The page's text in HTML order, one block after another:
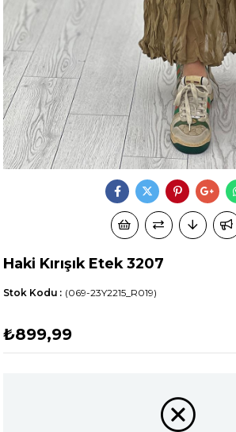
Haki Kırışık Etek 3207
(069-23Y2215_R019)
Stok Kodu
₺899,99